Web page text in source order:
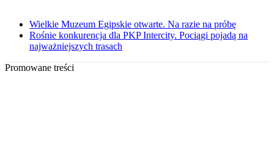
Wielkie Muzeum Egipskie otwarte. Na razie na próbę
Rośnie konkurencja dla PKP Intercity. Pociągi pojadą na
najważniejszych trasach
Promowane treści